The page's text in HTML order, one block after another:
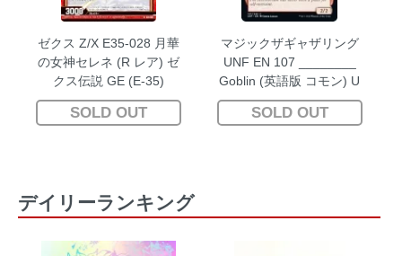
ゼクス Z/X E35-028 月華
の女神セレネ (R レア) ゼ
クス伝説 GE (E-35)
SOLD OUT
マジックザギャザリング
UNF EN 107 ________
Goblin (英語版 コモン) U
NFINITY
SOLD OUT
デイリーランキング